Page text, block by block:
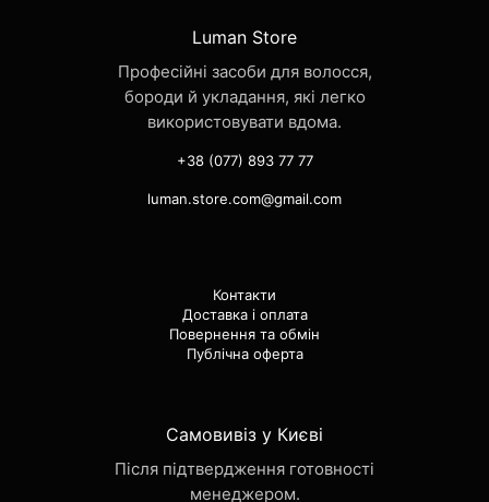
Luman Store
Професійні засоби для волосся,
бороди й укладання, які легко
використовувати вдома.
+38 (077) 893 77 77
luman.store.com@gmail.com
Контакти
Доставка і оплата
Повернення та обмін
Публічна оферта
Самовивіз у Києві
Після підтвердження готовності
менеджером.